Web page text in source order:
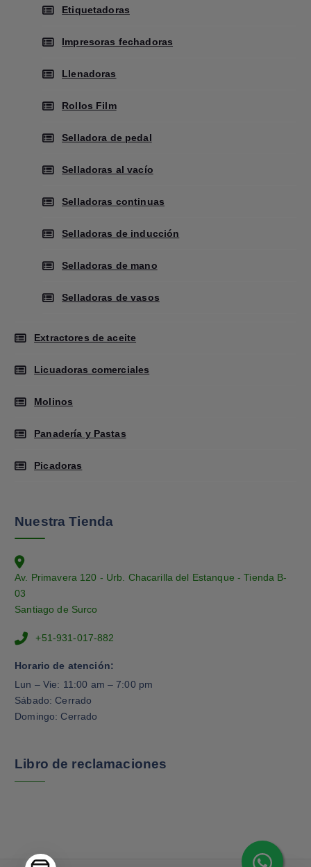
Etiquetadoras
Impresoras fechadoras
Llenadoras
Rollos Film
Selladora de pedal
Selladoras al vacío
Selladoras continuas
Selladoras de inducción
Selladoras de mano
Selladoras de vasos
Extractores de aceite
Licuadoras comerciales
Molinos
Panadería y Pastas
Picadoras
Nuestra Tienda
Av. Primavera 120 - Urb. Chacarilla del Estanque - Tienda B-
03
Santiago de Surco
+51-931-017-882
Horario de atención:
Lun – Vie: 11:00 am – 7:00 pm
Sábado: Cerrado
Domingo: Cerrado
Libro de reclamaciones